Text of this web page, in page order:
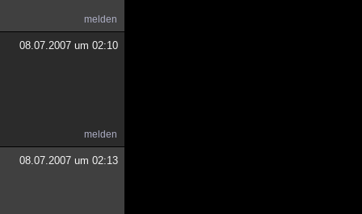
melden
08.07.2007 um 02:10
melden
08.07.2007 um 02:13